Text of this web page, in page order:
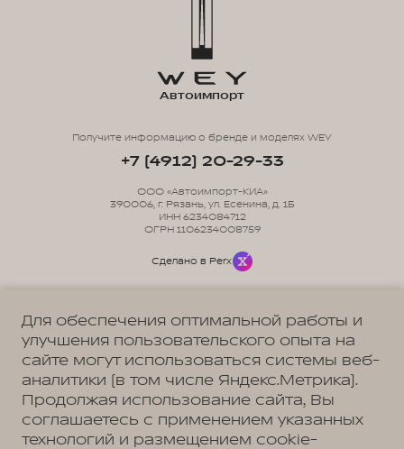
Политика обработки персональных данных
Согласие на коммуникацию
Согласие на предоставление персональных данных третьим лицам
Согласие на обработку ПД
Автоимпорт
Получите информацию о бренде и моделях WEY
+7 (4912) 20-29-33
ООО «Автоимпорт-КИА»
390006, г. Рязань, ул. Есенина, д. 1Б
ИНН 6234084712
ОГРН 1106234008759
Сделано в Perx
Для обеспечения оптимальной работы и
улучшения пользовательского опыта на
сайте могут использоваться системы веб-
аналитики (в том числе Яндекс.Метрика).
Продолжая использование сайта, Вы
соглашаетесь с применением указанных
технологий и размещением cookie-